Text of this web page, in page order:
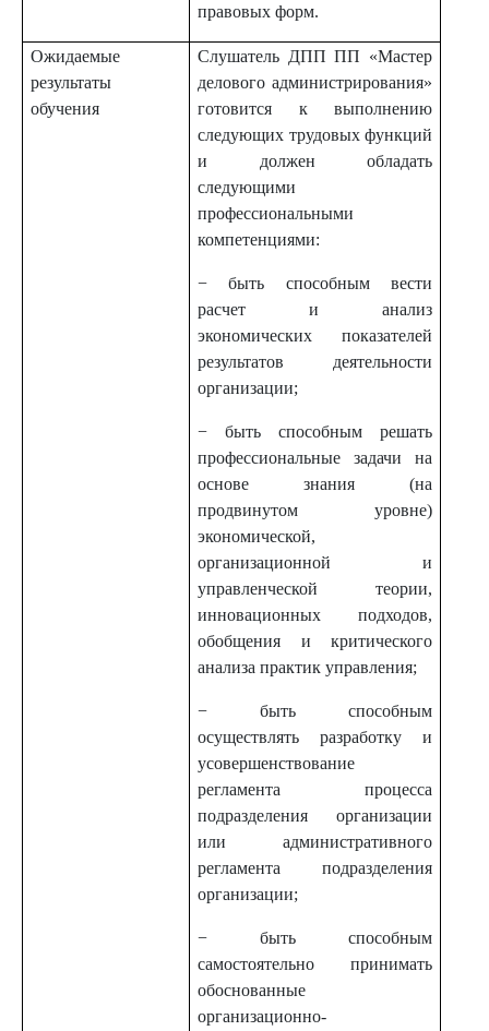
правовых форм.
Ожидаемые
результаты
обучения
Слушатель ДПП ПП «Мастер
делового администрирования»
готовится к выполнению
следующих трудовых функций
и должен обладать
следующими
профессиональными
компетенциями:
− быть способным вести
расчет и анализ
экономических показателей
результатов деятельности
организации;
− быть способным решать
профессиональные задачи на
основе знания (на
продвинутом уровне)
экономической,
организационной и
управленческой теории,
инновационных подходов,
обобщения и критического
анализа практик управления;
− быть способным
осуществлять разработку и
усовершенствование
регламента процесса
подразделения организации
или административного
регламента подразделения
организации;
− быть способным
самостоятельно принимать
обоснованные
организационно-